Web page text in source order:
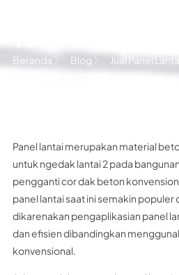
Beranda Blog Jual Panel
Panel lantai merupakan material
untuk ngedak lantai 2 pada
pengganti cor dak beton
panel lantai saat ini semakin populer
dikarenakan pengaplikasian panel
dan efisien dibandingkan
konvensional.